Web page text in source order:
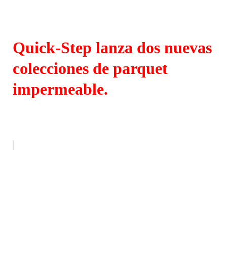
Quick-Step lanza dos nuevas
colecciones de parquet
impermeable.